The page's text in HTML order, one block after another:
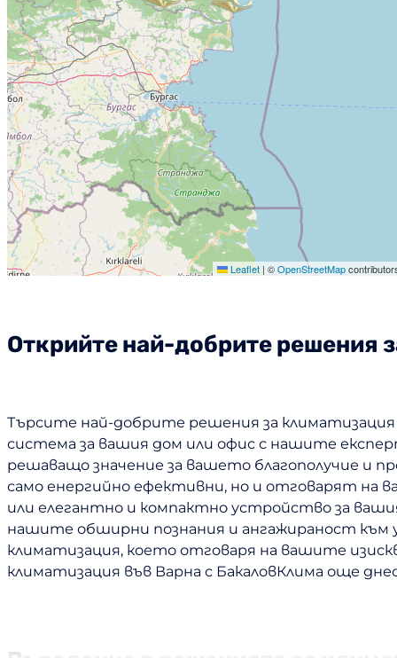
Открийте най-добрите решения
Търсите най-добрите решения за
система за вашия дом или офис с нашите
решаващо значение за вашето благополучие и
само енергийно ефективни, но и отговарят на
или елегантно и компактно устройство за
нашите обширни познания и ангажираност
климатизация, което отговаря на вашите